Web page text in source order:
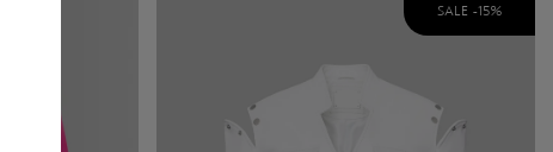
SALE -15%